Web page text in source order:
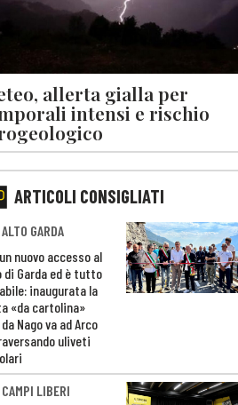
allerta gialla per
intensi e rischio
ARTICOLI CONSIGLIATI
ALTO GARDA
nuovo accesso al
di Garda ed è tutto
inaugurata la
«da cartolina»
Nago va ad Arco
uliveti
CAMPI LIBERI